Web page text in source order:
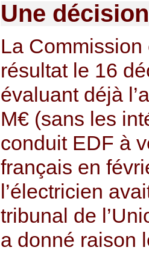
Une
La
résultat le 16
évaluant déjà
M€ (sans les
conduit EDF à
français en
l’électricien
tribunal de
a donné raison